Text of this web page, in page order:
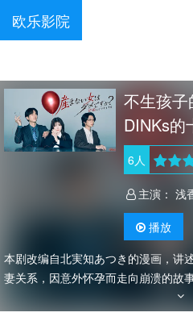
欧乐影院
不生孩子
DINKs的
6人
主演： 浅
播放
本剧改编自北実知あつき的漫画，讲
妻关系，因意外怀孕而走向崩溃的故
方式、过着平静生活的金泽浅与丈夫
子？...